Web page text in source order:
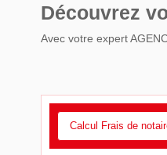
Découvrez
Avec votre expert
Calcul Frais de